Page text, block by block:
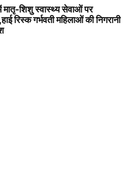
शिशु स्वास्थ्य सेवाओं पर
रिस्क गर्भवती महिलाओं की निगरानी